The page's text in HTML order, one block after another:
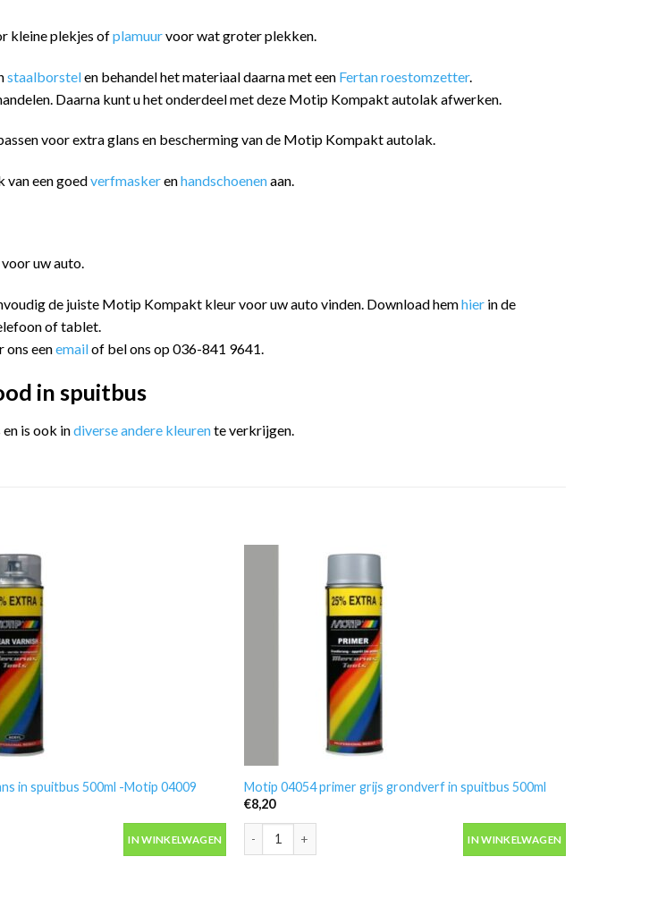
kleine plekjes ofplamuurvoor wat groter plekken.
staalborstelen behandel het materiaal daarna met een Fertan roestomzetter.
Daarna kunt u het onderdeel met deze Motip Kompakt autolak afwerken.
voor extra glans en bescherming van de Motip Kompakt autolak.
een goedverfmaskerenhandschoenenaan.
uw auto.
de juiste Motip Kompakt kleur voor uw auto vinden. Download hemhier in de
of tablet.
ons eenemailof bel ons op 036-841 9641.
in spuitbus
is ook indiverse andere kleurente verkrijgen.
in spuitbus 500ml -Motip 04009
in spuitbus 500ml -Motip 04009 aantal
IN WINKELWAGEN
Motip 04054 primer grijs grondverf in spuitbus 500ml
€8,20
Motip 04054 primer grijs grondverf in spuitbus 500ml aantal
IN WINKELWAGEN